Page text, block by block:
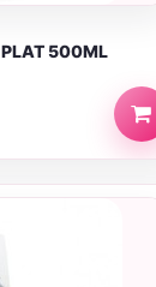
PLAT 500ML